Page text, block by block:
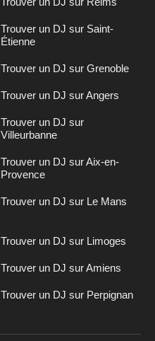
Trouver un DJ sur Saint-
Étienne
Trouver un DJ sur Grenoble
Trouver un DJ sur Angers
Trouver un DJ sur
Villeurbanne
Trouver un DJ sur Aix-en-
Provence
Trouver un DJ sur Le Mans
Trouver un DJ sur Limoges
Trouver un DJ sur Amiens
Trouver un DJ sur Perpignan